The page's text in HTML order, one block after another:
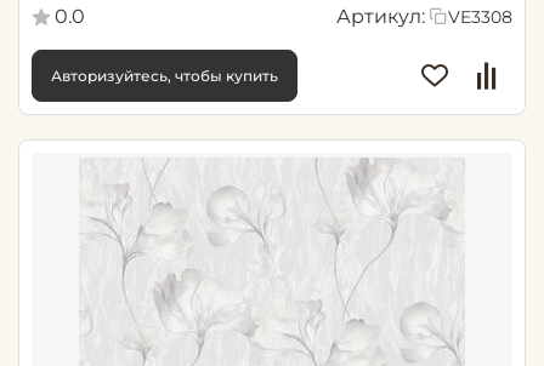
0.0
Артикул: VE3308
Авторизуйтесь, чтобы купить